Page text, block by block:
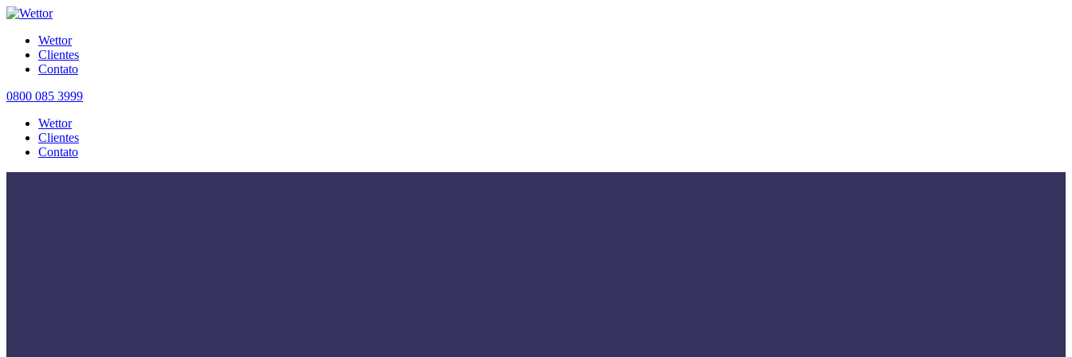
Wettor
Clientes
Contato
0800 085 3999
Wettor
Clientes
Contato